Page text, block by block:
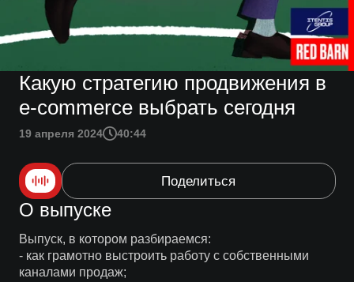
Какую стратегию продвижения в
е-commerce выбрать сегодня
19 апреля 2024 40:44
Поделиться
О выпуске
Выпуск, в котором разбираемся:
- как грамотно выстроить работу с собственными
каналами продаж;